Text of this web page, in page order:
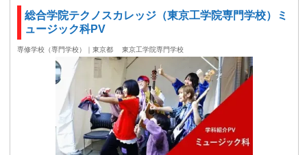
総合学院テクノスカレッジ（東京工学院専門学校）ミ
ュージック科PV
専修学校（専門学校）｜東京都 東京工学院専門学校